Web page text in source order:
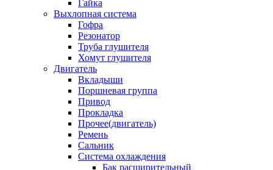
Гайка
Выхлопная система
Гофра
Резонатор
Труба глушителя
Хомут глушителя
Двигатель
Вкладыши
Поршневая группа
Привод
Прокладка
Прочее(двигатель)
Ремень
Сальник
Система охлаждения
Бак расширительный